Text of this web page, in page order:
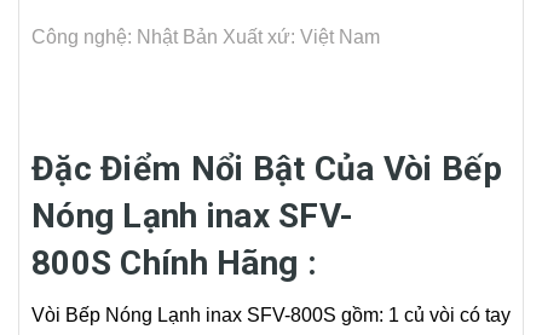
Công nghệ: Nhật Bản Xuất xứ: Việt Nam
Đặc Điểm Nổi Bật Của Vòi Bếp
Nóng Lạnh inax SFV-
800S Chính Hãng :
Vòi Bếp Nóng Lạnh inax SFV-800S gồm: 1 củ vòi có tay